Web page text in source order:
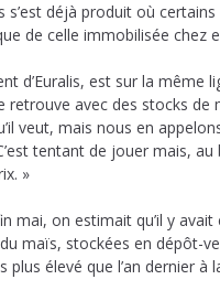
s’est déjà produit où
de celle immobilisée chez
d’Euralis, est sur la même
retrouve avec des stocks
veut, mais nous en
tentant de jouer mais,
»
mai, on estimait qu’il y
maïs, stockées en dépôt-
élevé que l’an dernier à